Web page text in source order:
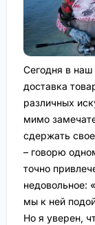
Сегодня в
доставка
различных
мимо
сдержать
– говорю
точно
недовольное:
мы к ней
Но я уверен,